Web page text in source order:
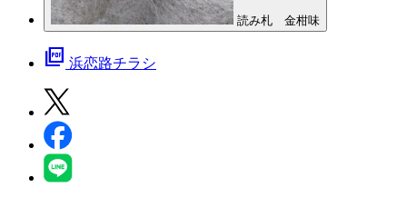
読み札 金柑味
picture_as_pdf 浜恋路チラシ